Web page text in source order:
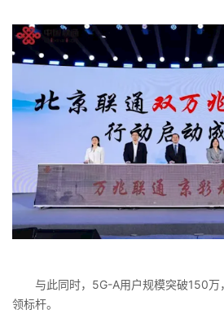
与此同时，5G-A用户规模突破150万
领标杆。